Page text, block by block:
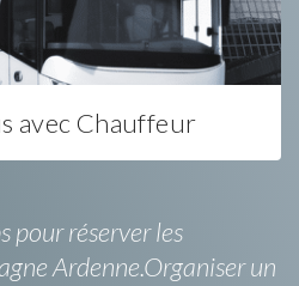
avec Chauffeur
pour réserver les
Ardenne.Organiser un